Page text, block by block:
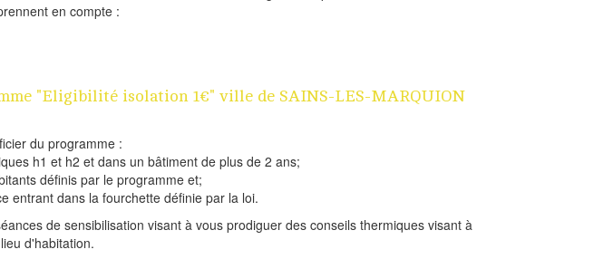
en compte :
"Eligibilité isolation 1€" ville de SAINS-LES-MARQUION
du programme :
h1 et h2 et dans un bâtiment de plus de 2 ans;
définis par le programme et;
entrant dans la fourchette définie par la loi.
de sensibilisation visant à vous prodiguer des conseils thermiques visant à
d'habitation.